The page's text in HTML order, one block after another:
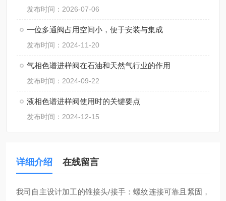
发布时间：2026-07-06
一位多通阀占用空间小，便于安装与集成
发布时间：2024-11-20
气相色谱进样阀在石油和天然气行业的作用
发布时间：2024-09-22
液相色谱进样阀使用时的关键要点
发布时间：2024-12-15
详细介绍 在线留言
我司自主设计加工的锥接头/接手：螺纹连接可靠且紧固，